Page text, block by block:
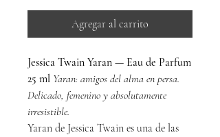
Agregar al carrito
Jessica Twain Yaran — Eau de Parfum
25 ml Yaran: amigos del alma en persa.
Delicado, femenino y absolutamente
irresistible.
Yaran de Jessica Twain es una de las